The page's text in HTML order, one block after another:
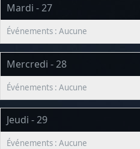
Mardi - 27
Mercredi - 28
Jeudi - 29